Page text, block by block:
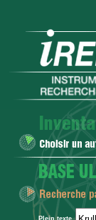
Plein texte